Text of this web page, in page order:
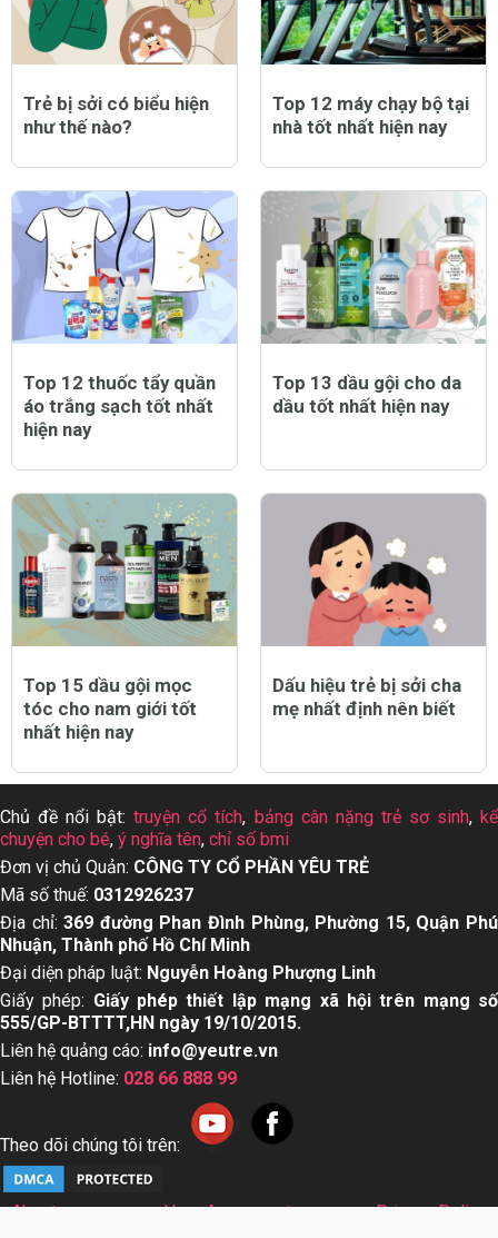
Trẻ bị sởi có biểu hiện
như thế nào?
Top 12 máy chạy bộ tại
nhà tốt nhất hiện nay
Top 12 thuốc tẩy quần
áo trắng sạch tốt nhất
hiện nay
Top 13 dầu gội cho da
dầu tốt nhất hiện nay
Top 15 dầu gội mọc
tóc cho nam giới tốt
nhất hiện nay
Dấu hiệu trẻ bị sởi cha
mẹ nhất định nên biết
Chủ đề nổi bật:truyện cổ tích,
chuyện cho bé ,ý nghĩa tên, chỉ số bmi
Đơn vị chủ Quản: CÔNG TY CỔ PHẦN YÊU TRẺ
Mã số thuế: 0312926237
Địa chỉ:369 đường Phan Đình Phùng, Phường 15, Quận Phú
Nhuận, Thành phố Hồ Chí Minh
Nguyễn Hoàng Phượng Linh
Giấy phép:Giấy phép thiết lập mạng xã hội trên mạng số
555/GP-BTTTT,HN ngày 19/10/2015.
Liên hệ quảng cáo:info@yeutre.vn